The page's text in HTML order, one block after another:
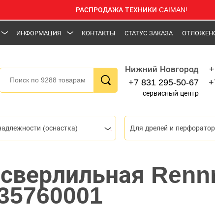
РАСПРОДАЖА ТЕХНИКИ CAIMAN!
ИНФОРМАЦИЯ КОНТАКТЫ СТАТУС ЗАКАЗА
Нижний Новгород
+7 831 295-50-67
сервисный центр
(оснастка) Для дрелей и